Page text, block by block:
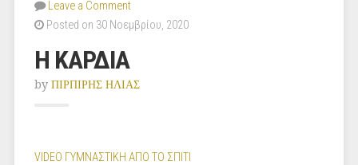
Leave a Comment
Posted on 30 Νοεμβρίου, 2020
Η ΚΑΡΔΙΑ
by ΠΙΡΠΙΡΗΣ ΗΛΙΑΣ
VIDEO ΓΥΜΝΑΣΤΙΚΗ ΑΠΟ ΤΟ ΣΠΙΤΙ